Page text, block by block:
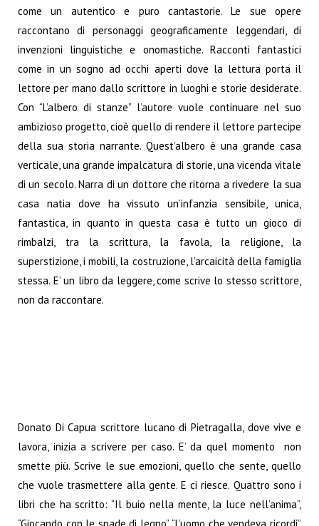
come un autentico e puro cantastorie. Le sue opere
raccontano di personaggi geograficamente leggendari, di
invenzioni linguistiche e onomastiche. Racconti fantastici
come in un sogno ad occhi aperti dove la lettura porta il
lettore per mano dallo scrittore in luoghi e storie desiderate.
Con “L’albero di stanze” l’autore vuole continuare nel suo
ambizioso progetto, cioè quello di rendere il lettore partecipe
della sua storia narrante. Quest’albero è una grande casa
verticale, una grande impalcatura di storie, una vicenda vitale
di un secolo. Narra di un dottore che ritorna a rivedere la sua
casa natia dove ha vissuto un’infanzia sensibile, unica,
fantastica, in quanto in questa casa è tutto un gioco di
rimbalzi, tra la scrittura, la favola, la religione, la
superstizione, i mobili, la costruzione, l’arcaicità della famiglia
stessa. E’ un libro da leggere, come scrive lo stesso scrittore,
non da raccontare.
Donato Di Capua scrittore lucano di Pietragalla, dove vive e
lavora, inizia a scrivere per caso. E’ da quel momento non
smette più. Scrive le sue emozioni, quello che sente, quello
che vuole trasmettere alla gente. E ci riesce. Quattro sono i
libri che ha scritto: “Il buio nella mente, la luce nell’anima”,
“Giocando con le spade di legno”, “L’uomo che vendeva ricordi”